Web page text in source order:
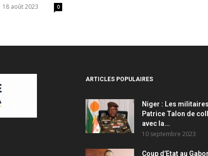
18 août 2023 0
ARTICLES POPULAIRES
Niger : Les
Patrice Talon de
avec la...
10 septembre 2023
Coup d’Etat au